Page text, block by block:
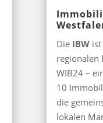
Die IBWist
regionalen
WIB24 –
10
die
lokalen